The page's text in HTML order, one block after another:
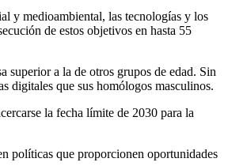
y medioambiental, las tecnologías y los
de estos objetivos en hasta 55
superior a la de otros grupos de edad. Sin
digitales que sus homólogos masculinos.
la fecha límite de 2030 para la
políticas que proporcionen oportunidades